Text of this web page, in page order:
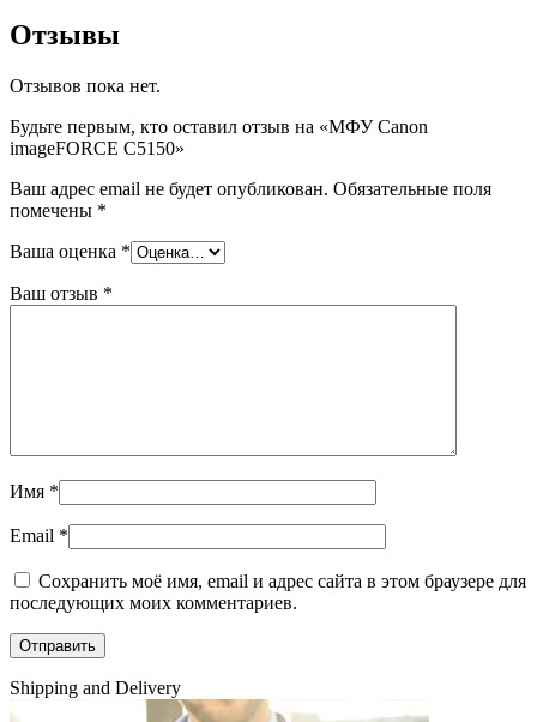
Отзывы
Отзывов пока нет.
Будьте первым, кто оставил отзыв на «МФУ Canon
imageFORCE C5150»
Ваш адрес email не будет опубликован. Обязательные поля
помечены *
Ваша оценка *
Ваш отзыв *
Имя *
Email *
Сохранить моё имя, email и адрес сайта в этом браузере для
последующих моих комментариев.
Shipping and Delivery